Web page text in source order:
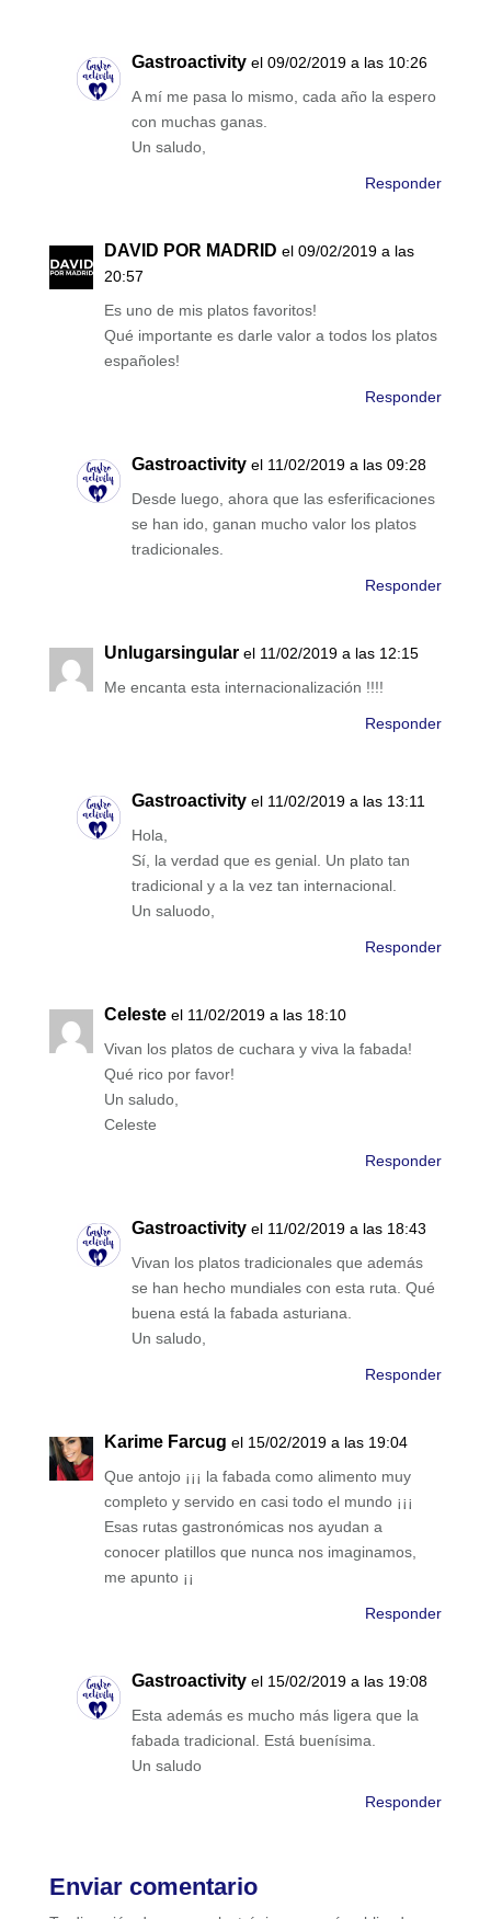
Gastroactivity el 09/02/2019 a las 10:26
A mí me pasa lo mismo, cada año la espero
con muchas ganas.
Un saludo,
Responder
DAVID POR MADRID el 09/02/2019 a las
20:57
Es uno de mis platos favoritos!
Qué importante es darle valor a todos los platos
españoles!
Responder
Gastroactivity el 11/02/2019 a las 09:28
Desde luego, ahora que las esferificaciones
se han ido, ganan mucho valor los platos
tradicionales.
Responder
Unlugarsingular el 11/02/2019 a las 12:15
Me encanta esta internacionalización !!!!
Responder
Gastroactivity el 11/02/2019 a las 13:11
Hola,
Sí, la verdad que es genial. Un plato tan
tradicional y a la vez tan internacional.
Un saluodo,
Responder
Celeste el 11/02/2019 a las 18:10
Vivan los platos de cuchara y viva la fabada!
Qué rico por favor!
Un saludo,
Celeste
Responder
Gastroactivity el 11/02/2019 a las 18:43
Vivan los platos tradicionales que además
se han hecho mundiales con esta ruta. Qué
buena está la fabada asturiana.
Un saludo,
Responder
Karime Farcug el 15/02/2019 a las 19:04
Que antojo ¡¡¡ la fabada como alimento muy
completo y servido en casi todo el mundo ¡¡¡
Esas rutas gastronómicas nos ayudan a
conocer platillos que nunca nos imaginamos,
me apunto ¡¡
Responder
Gastroactivity el 15/02/2019 a las 19:08
Esta además es mucho más ligera que la
fabada tradicional. Está buenísima.
Un saludo
Responder
Enviar comentario